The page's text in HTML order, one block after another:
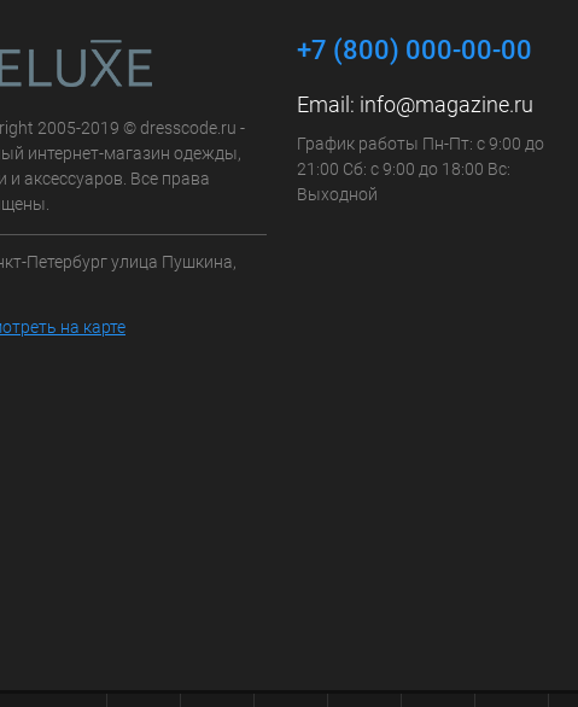
2005-2019 © dresscode.ru -
интернет-магазин одежды,
и аксессуаров. Все права
Петербург улица Пушкина,
на карте
+7 (800) 000-00-00
Email: info@magazine.ru
График работы Пн-Пт: с 9:00 до
21:00 Сб: с 9:00 до 18:00 Вс:
Выходной